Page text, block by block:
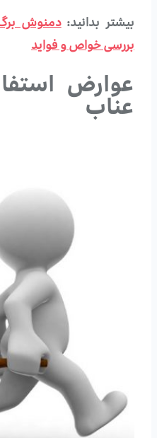
بیشتر بدانید:دمنوش
بررسی خواص و فواید
عوارض
عناب